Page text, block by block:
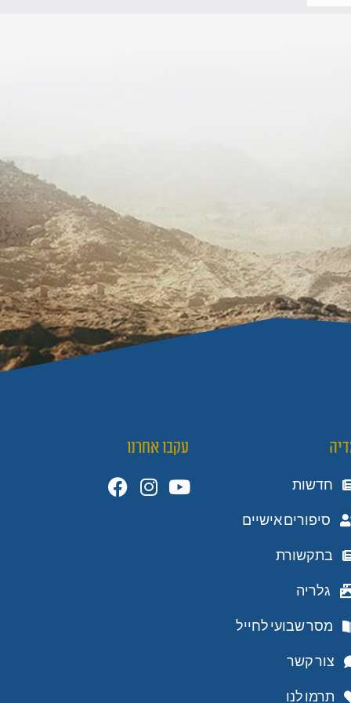
חדשות
סיפורים אישיים
בתקשורת
גלריה
מסר שבועי לחייל
צור קשר
תרמו לנו
עקבו אחרנו